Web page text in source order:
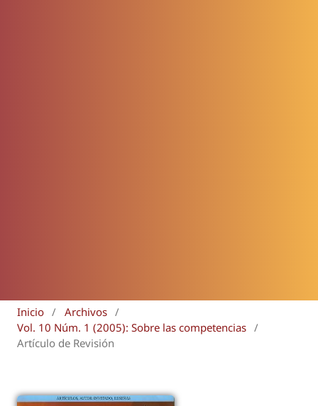
Inicio / Archivos /
Vol. 10 Núm. 1 (2005): Sobre las competencias /
Artículo de Revisión